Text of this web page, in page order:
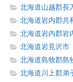
北海道山越郡長
北海道岩内郡共
北海道岩内郡岩
北海道岩見沢市
北海道島牧郡島
北海道川上郡弟